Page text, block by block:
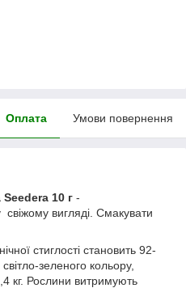
Оплата Умови повернення
10 г -
свіжому вигляді. Смакувати
стиглості становить 92-
зеленого кольору,
кг. Рослини витримують